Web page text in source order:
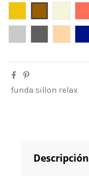
funda sillon relax
Descripción